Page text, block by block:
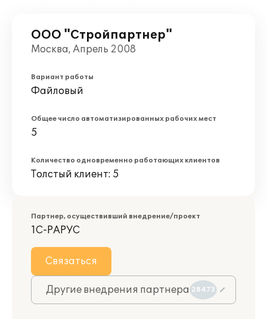
ООО "Стройпартнер"
Москва, Апрель 2008
Вариант работы
Файловый
Общее число автоматизированных рабочих мест
5
Количество одновременно работающих клиентов
Толстый клиент: 5
Партнер, осуществивший внедрение/проект
1С-РАРУС
Связаться
Другие внедрения партнера 28473